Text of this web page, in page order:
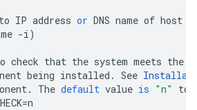
to IP address or DNS name of host
-i)
check that the system meets the
being installed . See
. The default value is "n" to
=n